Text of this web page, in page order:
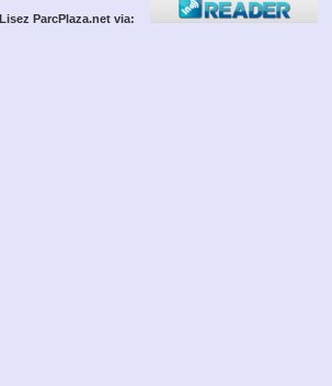
Lisez ParcPlaza.net via: